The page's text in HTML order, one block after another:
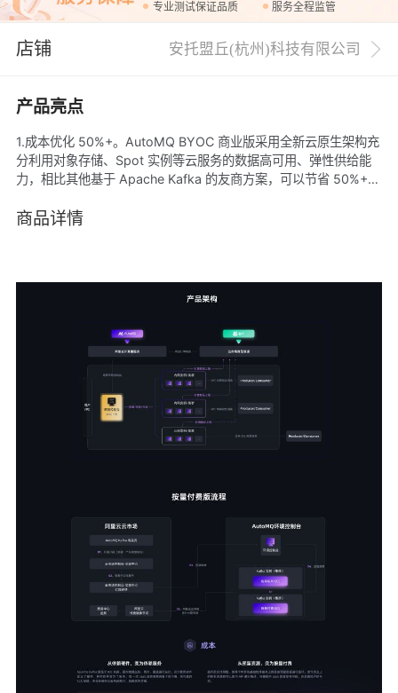
专业测试保证品质
服务全程监管
店铺 安托盟丘(杭州)科技有限公司
产品亮点
1.成本优化 50%+。AutoMQ BYOC 商业版采用全新云原生架构充
分利用对象存储、Spot 实例等云服务的数据高可用、弹性供给能
力，相比其他基于 Apache Kafka 的友商方案，可以节省 50%+
储状态完全分离至对象存储服务，业务逻辑层完全无状态。
法，AutoMQ 选择存储层极小切面替换的方式，只修改底层
LogSegment 实现，上层仍然复用 Apache Kafka 各版本主要代
码。AutoMQ 可以轻而易举地实现和 Apache Kafka 100% 兼容，
并可以快速兼容新版本。
商品详情